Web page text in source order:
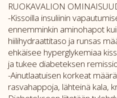
RUOKAVALION
-Kissoilla insuliinin
ennemminkin aminohapot
hiilihydraattitaso ja runsas
ehkäisee hyperglykemiaa
ja tukee diabeteksen
-Ainutlaatuisen korkeat
rasvahappoja, lähteinä kala,